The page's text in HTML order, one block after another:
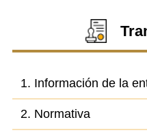
1. Información de la
2. Normativa